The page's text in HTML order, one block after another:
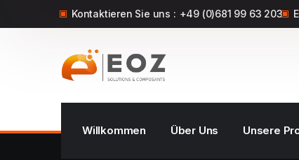
Kontaktieren Sie uns : +49 (0)681 99 63 203
Willkommen Über Uns Unsere